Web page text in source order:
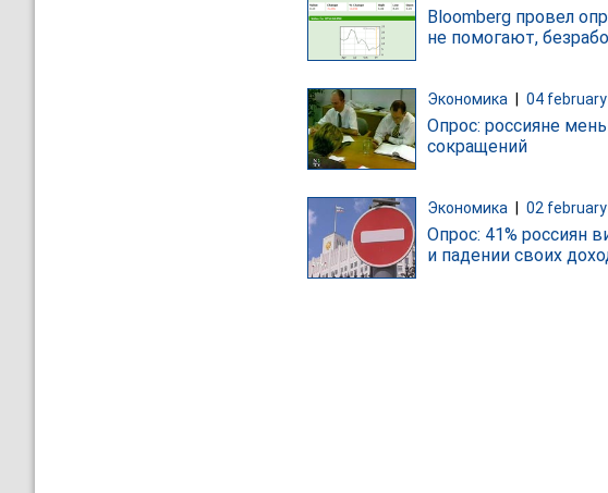
Bloomberg провел
не помогают,
Экономика 04 february
Опрос: россияне
сокращений
Экономика 02 february
Опрос: 41% россиян
и падении своих